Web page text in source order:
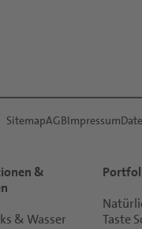
SitemapAGBImpressum
&
& Wasser
Taste